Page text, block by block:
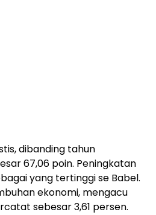
dibanding tahun
67,06 poin. Peningkatan
yang tertinggi se Babel.
ekonomi, mengacu
sebesar 3,61 persen.